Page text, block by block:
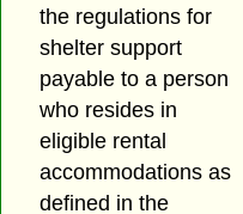
the regulations for
shelter support
payable to a person
who resides in
eligible rental
accommodations as
defined in the